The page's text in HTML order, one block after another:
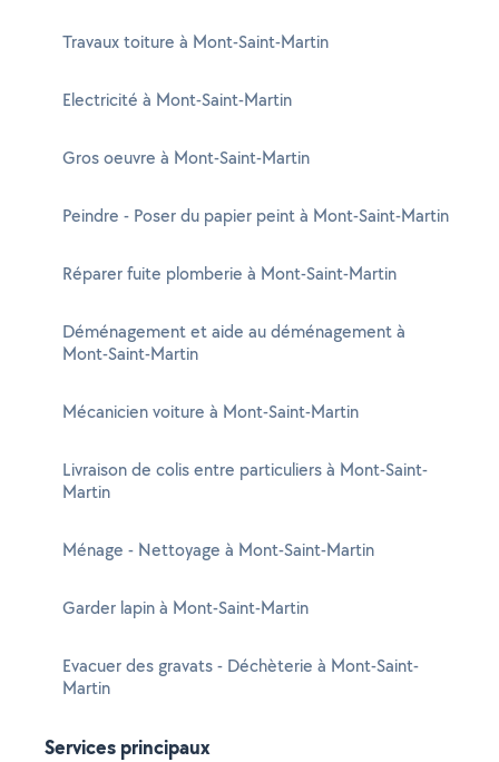
Travaux toiture à Mont-Saint-Martin
Electricité à Mont-Saint-Martin
Gros oeuvre à Mont-Saint-Martin
Peindre - Poser du papier peint à Mont-Saint-Martin
Réparer fuite plomberie à Mont-Saint-Martin
Déménagement et aide au déménagement à
Mont-Saint-Martin
Mécanicien voiture à Mont-Saint-Martin
Livraison de colis entre particuliers à Mont-Saint-
Martin
Ménage - Nettoyage à Mont-Saint-Martin
Garder lapin à Mont-Saint-Martin
Evacuer des gravats - Déchèterie à Mont-Saint-
Martin
Services principaux